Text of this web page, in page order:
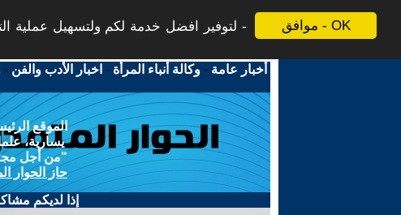
موافق - OK
لتوفير افضل خدمة لكم ولتسهيل عملية
أخبار عامة -وكالة أنباء المرأة - اخبار الأدب والفن -
الموقع
يسارية،
"من أجل
حاز الحوار
إذا لديكم